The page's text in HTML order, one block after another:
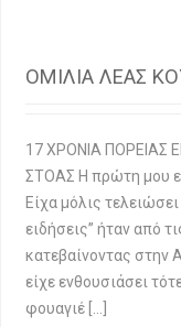
ΟΜΙΛΙΑ ΛΕΑΣ
17 ΧΡΟΝΙΑ ΠΟΡΕΙΑΣ
ΣΤΟΑΣ Η πρώτη μου
Είχα μόλις
ειδήσεις’’ ήταν από
κατεβαίνοντας στην
είχε ενθουσιάσει
φουαγιέ […]